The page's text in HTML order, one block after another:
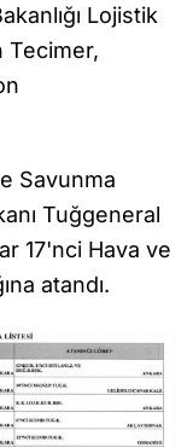
Lojistik
Tecimer,
Savunma
Tuğgeneral
17'nci Hava ve
atandı.